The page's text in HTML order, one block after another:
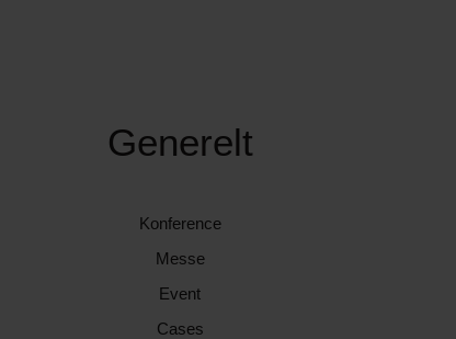
Generelt
Konference
Messe
Event
Cases